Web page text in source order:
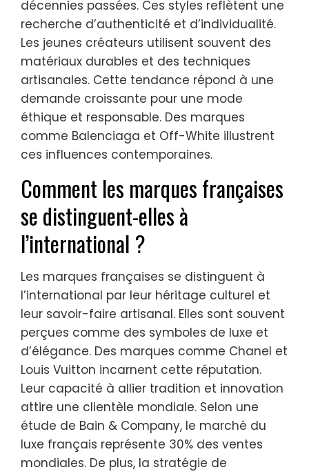
décennies passées. Ces styles reflètent une
recherche d’authenticité et d’individualité.
Les jeunes créateurs utilisent souvent des
matériaux durables et des techniques
artisanales. Cette tendance répond à une
demande croissante pour une mode
éthique et responsable. Des marques
comme Balenciaga et Off-White illustrent
ces influences contemporaines.
Comment les marques françaises
se distinguent-elles à
l’international ?
Les marques françaises se distinguent à
l’international par leur héritage culturel et
leur savoir-faire artisanal. Elles sont souvent
perçues comme des symboles de luxe et
d’élégance. Des marques comme Chanel et
Louis Vuitton incarnent cette réputation.
Leur capacité à allier tradition et innovation
attire une clientèle mondiale. Selon une
étude de Bain & Company, le marché du
luxe français représente 30% des ventes
mondiales. De plus, la stratégie de